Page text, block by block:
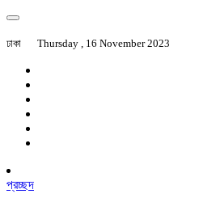
ঢাকা Thursday , 16 November 2023
প্রচ্ছদ